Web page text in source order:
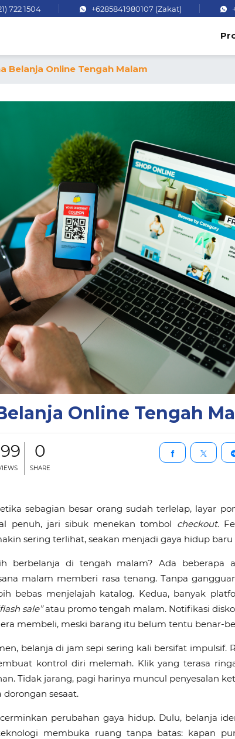
722 1504 +6285841980107 (Zakat)
Belanja Online Tengah Malam
Online Tengah
0
SHARE
sebagian besar orang sudah terlelap, layar
penuh, jari sibuk menekan tombol checkout.
sering terlihat, seakan menjadi gaya hidup baru
berbelanja di tengah malam? Ada beberapa
malam memberi rasa tenang. Tanpa
bebas menjelajah katalog. Kedua, banyak
sale”atau promo tengah malam. Notifikasi
membeli, meski barang itu belum tentu benar-
belanja di jam sepi sering kali bersifat impulsif.
kontrol diri melemah. Klik yang terasa
Tidak jarang, pagi harinya muncul penyesalan
sesaat.
perubahan gaya hidup. Dulu, belanja
membuka ruang tanpa batas: kapan